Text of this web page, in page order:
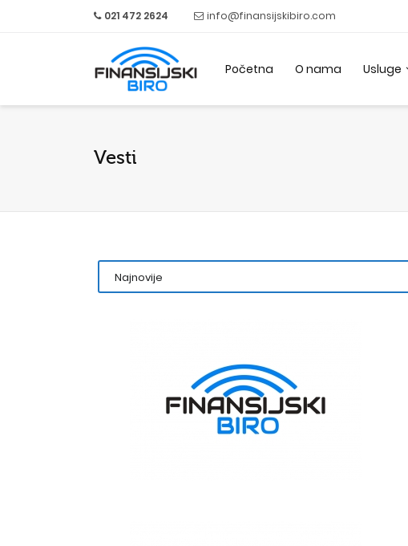
021 472 2624 info@finansijskibiro.com
Početna O nama Usluge
Vesti